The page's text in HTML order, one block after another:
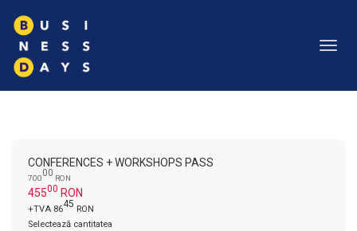
CONFERENCES + WORKSHOPS PASS
70000 RON
45500 RON
+TVA 8645 RON
Selectează cantitatea